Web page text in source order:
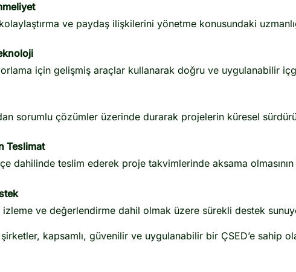
kolaylaştırma ve paydaş ilişkilerini yönetme konusundaki
için gelişmiş araçlar kullanarak doğru ve uygulanabilir
sorumlu çözümler üzerinde durarak projelerin küresel
Teslimat
dahilinde teslim ederek proje takvimlerinde aksama
izleme ve değerlendirme dahil olmak üzere sürekli destek
kapsamlı, güvenilir ve uygulanabilir bir ÇSED’e sahip